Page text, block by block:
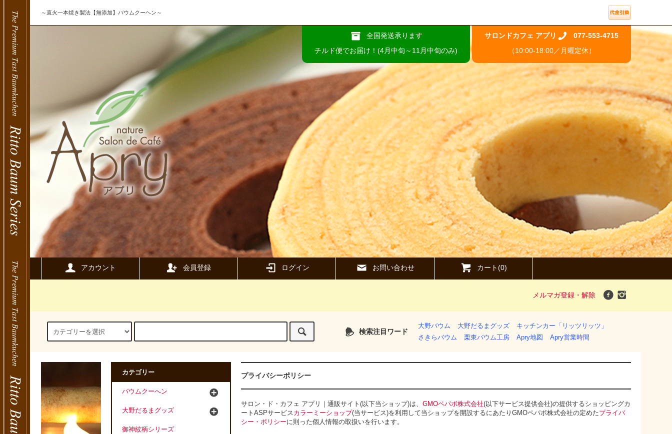
～直火一本焼き製法【無添加】バウムクーヘン～
全国発送承ります
チルド便でお届け！(4月中旬～11月中旬のみ)
サロンドカフェ アプリ
077-553-4715
（10:00-18:00／月曜定休）
アカウント 会員登録 ログイン お問い合わせ カート(0)
メルマガ登録・解除
検索注目ワード
大野バウム 大野だるまグッズ
キッチンカー「リッツリッツ」
さきらバウム
栗東バウム工房 Apry地図 Apry営業時間
プライバシーポリシー
サロン・ド・カフェ アプリ｜通販サイト(以下当ショップ)は、 GMOペパボ株式会社(以下サービス提供会社)の提供するショッピングカ
ートASPサービスカラーミーショップ(当サービス)を利用して当ショップを開設するにあたりGMOペパボ株式会社の定めたプライバ
シー・ポリシーに則った個人情報の取扱いを行います。
カテゴリー
バウムクーへン
大野だるまグッズ
御神紋柄シリーズ